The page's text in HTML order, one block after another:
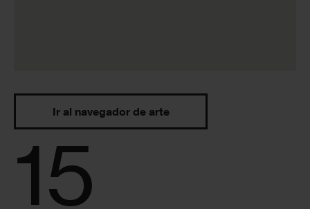
Ir al navegador de arte
15